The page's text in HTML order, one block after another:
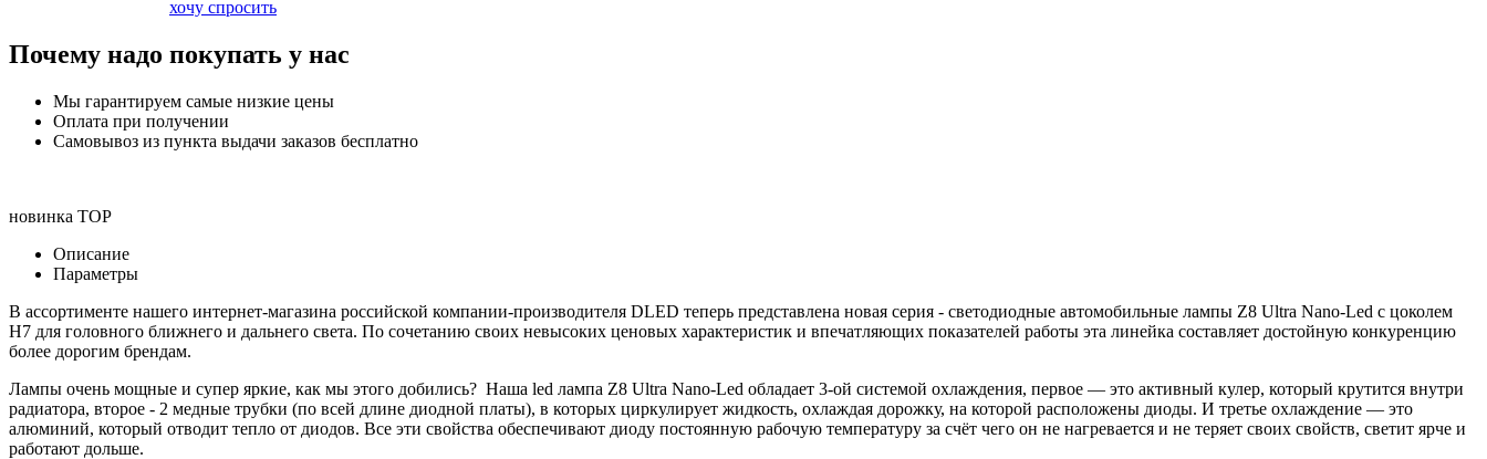
хочу спросить
Почему надо покупать у нас
Мы гарантируем самые низкие цены
Оплата при получении
Самовывоз из пункта выдачи заказов бесплатно
новинка TOP
Описание
Параметры
В ассортименте нашего интернет-магазина российской компании-производителя DLED теперь представлена новая серия - светодиодные автомобильные лампы Z8 Ultra Nano-Led с цоколем
H7 для головного ближнего и дальнего света. По сочетанию своих невысоких ценовых характеристик и впечатляющих показателей работы эта линейка составляет достойную конкуренцию
более дорогим брендам.
Лампы очень мощные и супер яркие, как мы этого добились? Наша led лампа Z8 Ultra Nano-Led обладает 3-ой системой охлаждения, первое — это активный кулер, который крутится внутри
радиатора, второе - 2 медные трубки (по всей длине диодной платы), в которых циркулирует жидкость, охлаждая дорожку, на которой расположены диоды. И третье охлаждение — это
алюминий, который отводит тепло от диодов. Все эти свойства обеспечивают диоду постоянную рабочую температуру за счёт чего он не нагревается и не теряет своих свойств, светит ярче и
работают дольше.